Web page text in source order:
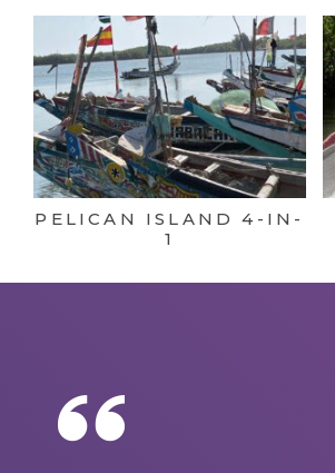
PELICAN ISLAND 4-IN-
1